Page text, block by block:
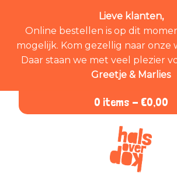
Lieve klanten,
Online bestellen is op dit
mogelijk. Kom gezellig naar onze
Daar staan we met veel plezier
Greetje & Marlies
0 items - €0,00